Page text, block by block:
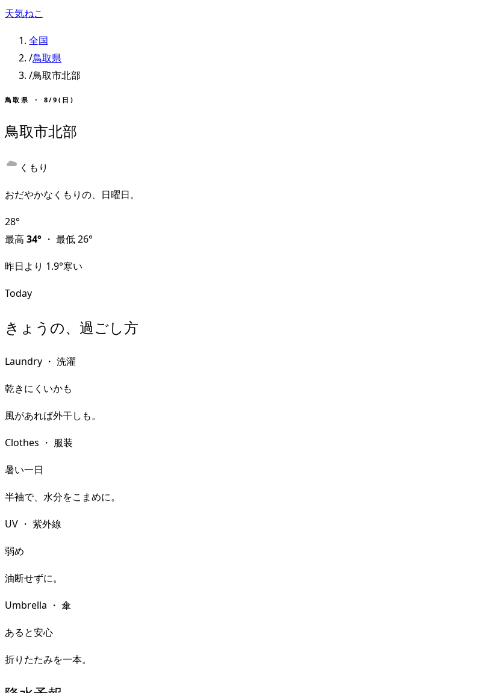
天気ねこ
全国
/鳥取県
/鳥取市北部
鳥取県 ・ 8/9(日)
鳥取市北部
くもり
おだやかなくもりの、日曜日。
28°
最高 34° ・ 最低26°
昨日より 1.9°寒い
Today
きょうの、過ごし方
Laundry ・ 洗濯
乾きにくいかも
風があれば外干しも。
Clothes ・ 服装
暑い一日
半袖で、水分をこまめに。
UV ・ 紫外線
弱め
油断せずに。
Umbrella ・ 傘
あると安心
折りたたみを一本。